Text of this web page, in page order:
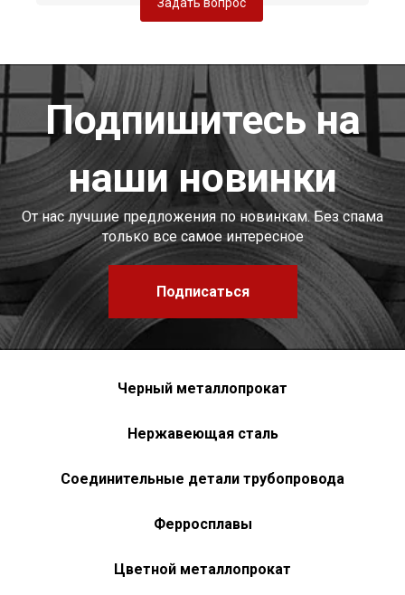
Подпишитесь на
наши новинки
От нас лучшие предложения по новинкам. Без спама
только все самое интересное
Подписаться
Черный металлопрокат
Нержавеющая сталь
Соединительные детали трубопровода
Ферросплавы
Цветной металлопрокат